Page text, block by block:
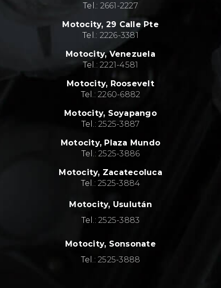
Tel.: 2661-2227
Motocity, 29 Calle Pte
Tel.: 2226-3381
Motocity, Venezuela
Tel.:2221-4581
Motocity, Roosevelt
Tel.:2260-6882
Motocity, Soyapango
Tel.:2525-3887
Motocity, Plaza Mundo
Tel.:2525-3886
Motocity, Zacatecoluca
Tel.:2525-3884
Motocity, Usulután
Tel.:2525-3883
Motocity, Sonsonate
Tel.:2525-3888